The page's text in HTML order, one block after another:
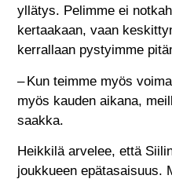
yllätys. Pelimme ei
kertaakaan, vaan
kerrallaan pystyimme
– Kun teimme myös
myös kauden aikana,
saakka.
Heikkilä arvelee, että
joukkueen epätasaisuus.